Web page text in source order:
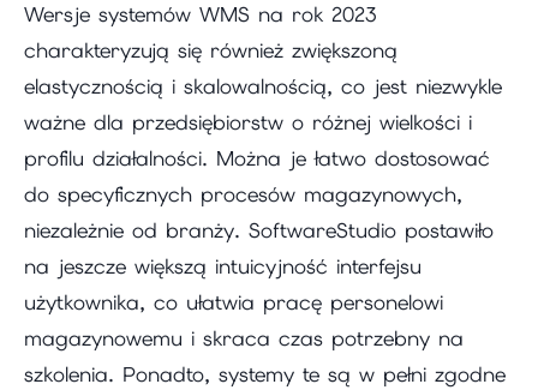
Wersje systemów WMS na rok 2023
charakteryzują się również zwiększoną
elastycznością i skalowalnością, co jest niezwykle
ważne dla przedsiębiorstw o różnej wielkości i
profilu działalności. Można je łatwo dostosować
do specyficznych procesów magazynowych,
niezależnie od branży. SoftwareStudio postawiło
na jeszcze większą intuicyjność interfejsu
użytkownika, co ułatwia pracę personelowi
magazynowemu i skraca czas potrzebny na
szkolenia. Ponadto, systemy te są w pełni zgodne